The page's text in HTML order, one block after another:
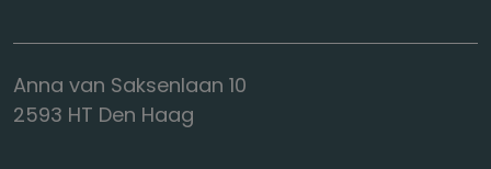
Anna van Saksenlaan 10
2593 HT Den Haag